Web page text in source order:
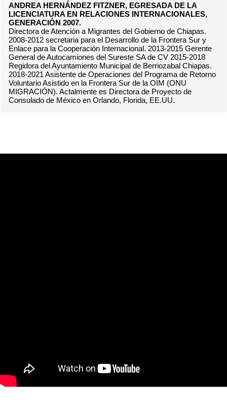
ANDREA HERNÁNDEZ FITZNER, EGRESADA DE LA
LICENCIATURA EN RELACIONES INTERNACIONALES,
GENERACIÓN 2007.
Directora de Atención a Migrantes del Gobierno de Chiapas.
2008-2012 secretaria para el Desarrollo de la Frontera Sur y
Enlace para la Cooperación Internacional. 2013-2015 Gerente
General de Autocamiones del Sureste SA de CV 2015-2018
Regidora del Ayuntamiento Municipal de Berriozabal Chiapas.
2018-2021 Asistente de Operaciones del Programa de Retorno
Voluntario Asistido en la Frontera Sur de la OIM (ONU
MIGRACIÓN). Actalmente es Directora de Proyecto de
Consulado de México en Orlando, Florida, EE.UU.